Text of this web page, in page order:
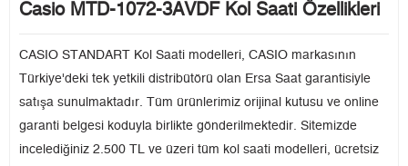
Casio MTD-1072-3AVDF Kol Saati Özellikleri
CASIO STANDART Kol Saati modelleri, CASIO markasının
Türkiye'deki tek yetkili distribütörü olan Ersa Saat garantisiyle
satışa sunulmaktadır. Tüm ürünlerimiz orijinal kutusu ve online
garanti belgesi koduyla birlikte gönderilmektedir. Sitemizde
incelediğiniz 2.500 TL ve üzeri tüm kol saati modelleri, ücretsiz